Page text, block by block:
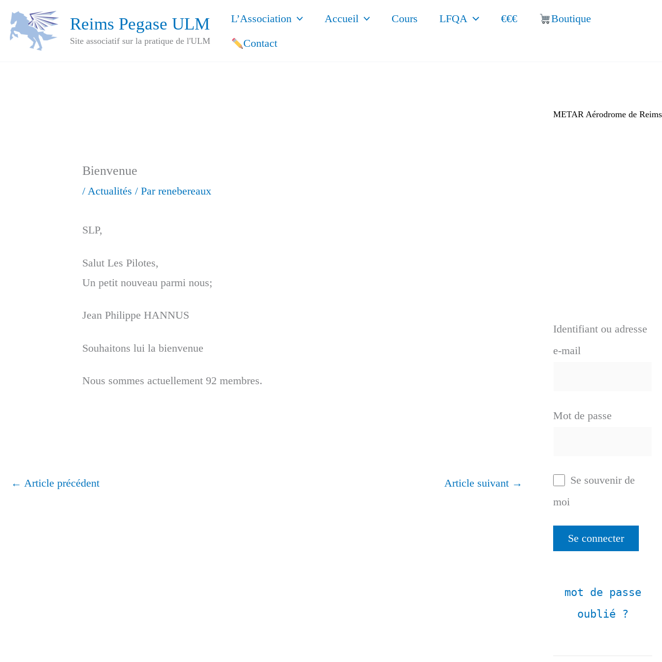
Aller
contenu
Reims Pegase ULM
Site associatif sur la pratique de l'ULM
L’Association Accueil Cours LFQA €€€
Boutique
Contact
Bienvenue
/ Actualités / Par renebereaux
SLP,
Salut Les Pilotes,
Un petit nouveau parmi nous;
Jean Philippe HANNUS
Souhaitons lui la bienvenue
Nous sommes actuellement 92 membres.
← Article précédent Article suivant →
METAR Aérodrome de
Identifiant ou adresse
e-mail
Mot de passe
Se souvenir de
moi
mot de passe
oublié ?